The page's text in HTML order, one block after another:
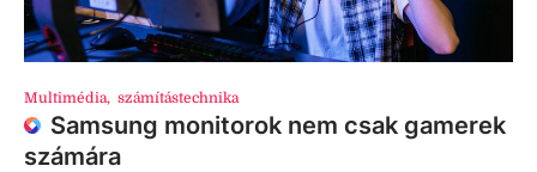
Multimédia, számítástechnika
Samsung monitorok nem csak gamerek
számára